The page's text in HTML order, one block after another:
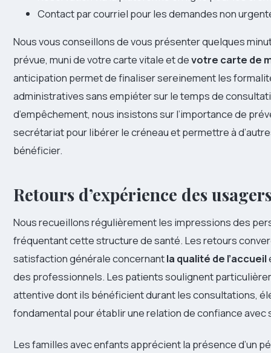
Contact par courriel pour les demandes non
Nous vous conseillons de vous présenter quelques
prévue, muni de votre carte vitale et devotre carte de
anticipation permet de finaliser sereinement les
administratives sans empiéter sur le temps de
d’empêchement, nous insistons sur l’importance de
secrétariat pour libérer le créneau et permettre à
bénéficier.
Retours d’expérience des
Nous recueillons régulièrement les impressions des
fréquentant cette structure de santé. Les retours
satisfaction générale concernantla qualité de l’accueil
des professionnels. Les patients soulignent
attentive dont ils bénéficient durant les consultations,
fondamental pour établir une relation de confiance avec
Les familles avec enfants apprécient la présence d’un